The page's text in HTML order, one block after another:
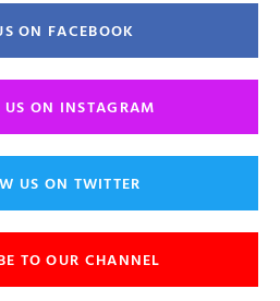
ON FACEBOOK
US ON INSTAGRAM
US ON TWITTER
TO OUR CHANNEL